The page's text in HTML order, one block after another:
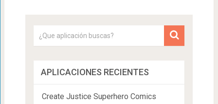
APLICACIONES RECIENTES
Create Justice Superhero Comics